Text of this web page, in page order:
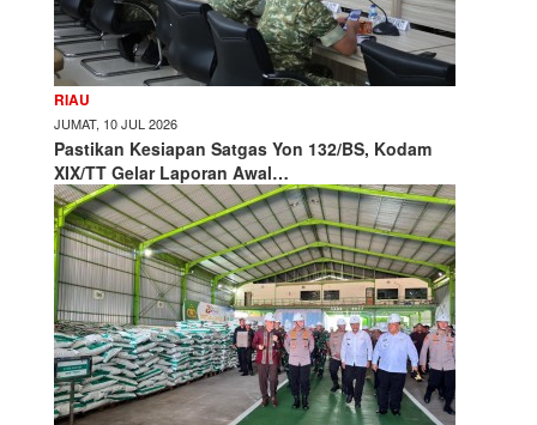
RIAU
JUMAT, 10 JUL 2026
Pastikan Kesiapan Satgas Yon 132/BS, Kodam
XIX/TT Gelar Laporan Awal…